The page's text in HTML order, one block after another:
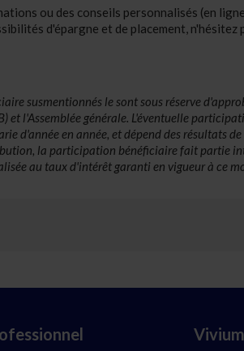
ou des conseils personnalisés (en
d'épargne et de placement, n'hésitez
susmentionnés le sont sous réserve
et l'Assemblée générale. L'éventuelle
d'année en année, et dépend des résultats
la participation bénéficiaire fait partie
au taux d'intérêt garanti en vigueur à ce
Vivium